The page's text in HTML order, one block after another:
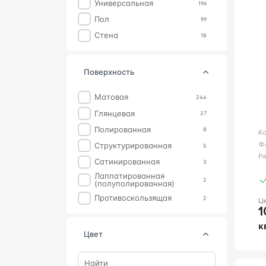
Astra 4
Karelia
Тех. гранит
Aragon
Arton
Italian Wood 3
Ivory 3
Универсальная 196
Пол 99
Стена 18
поверхность
Матовая 244
Глянцевая 27
Полированная 8
Структурированная 5
Сатинированная 3
лаппатированная
(полуполированная)
2
Противоскользящая 2
цвет